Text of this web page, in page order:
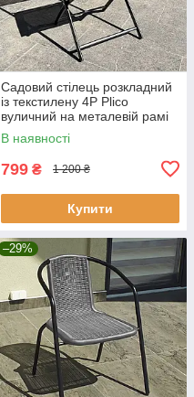
Садовий стілець розкладний
із текстилену 4P Plico
вуличний на металевій рамі
для саду, тераси, балкона,
кафе Чорний
В наявності
799 ₴ 1 200 ₴
Купити
–29%